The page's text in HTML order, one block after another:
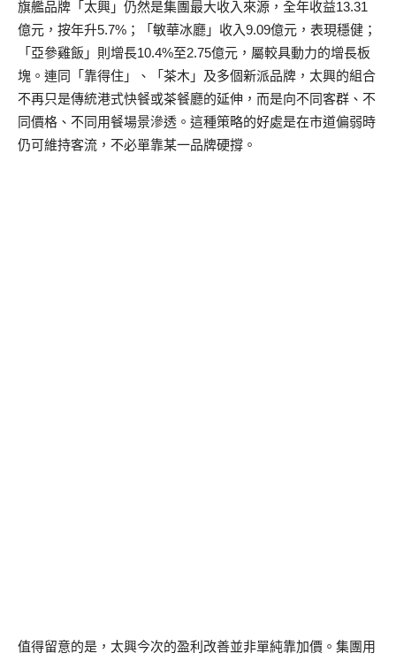
旗艦品牌「太興」仍然是集團最大收入來源，全年收益13.31
億元，按年升5.7%；「敏華冰廳」收入9.09億元，表現穩健；
「亞參雞飯」則增長10.4%至2.75億元，屬較具動力的增長板
塊。連同「靠得住」、「茶木」及多個新派品牌，太興的組合
不再只是傳統港式快餐或茶餐廳的延伸，而是向不同客群、不
同價格、不同用餐場景滲透。這種策略的好處是在市道偏弱時
仍可維持客流，不必單靠某一品牌硬撐。
值得留意的是，太興今次的盈利改善並非單純靠加價。集團用